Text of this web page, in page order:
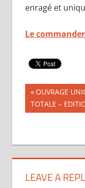
enragé et
Le commander
de
Publication
précédente :
OUVRAGE
TOTALE –
LEAVE A